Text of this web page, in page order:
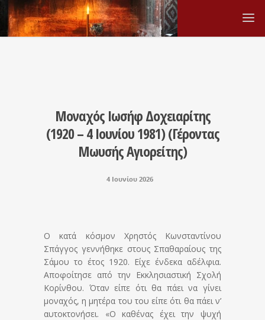
Μοναχός Ιωσήφ Δοχειαρίτης
(1920 – 4 Ιουνίου 1981) (Γέροντας
Μωυσής Αγιορείτης)
4 Ιουνίου 2026
Ο κατά κόσμον Χρηστός Κωνσταντίνου
Σπάγγος γεννήθηκε στους Σπαθαραίους της
Σάμου το έτος 1920. Είχε ένδεκα αδέλφια.
Αποφοίτησε από την Εκκλησιαστική Σχολή
Κορίνθου. Όταν είπε ότι θα πάει να γίνει
μοναχός, η μητέρα του του είπε ότι θα πάει ν’
αυτοκτονήσει. «Ο καθένας έχει την ψυχή